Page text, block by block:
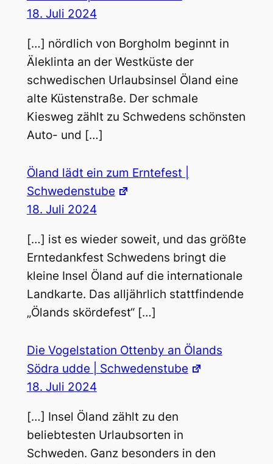
18. Juli 2024
[…] nördlich von Borgholm beginnt in
Äleklinta an der Westküste der
schwedischen Urlaubsinsel Öland eine
alte Küstenstraße. Der schmale
Kiesweg zählt zu Schwedens schönsten
Auto- und […]
Öland lädt ein zum Erntefest |
Schwedenstube
18. Juli 2024
[…] ist es wieder soweit, und das größte
Erntedankfest Schwedens bringt die
kleine Insel Öland auf die internationale
Landkarte. Das alljährlich stattfindende
„Ölands skördefest“ […]
Die Vogelstation Ottenby an Ölands
Södra udde | Schwedenstube
18. Juli 2024
[…] Insel Öland zählt zu den
beliebtesten Urlaubsorten in
Schweden. Ganz besonders in den